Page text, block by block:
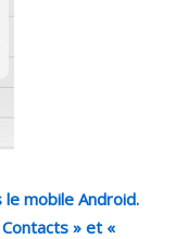
mobile Android.
» et «